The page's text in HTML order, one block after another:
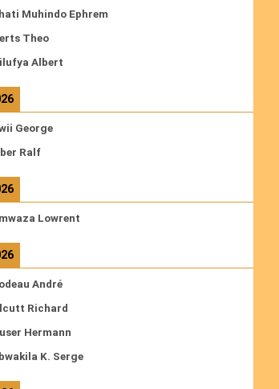
Muhindo Ephrem
Theo
Albert
George
Ralf
Lowrent
André
Richard
Hermann
K. Serge